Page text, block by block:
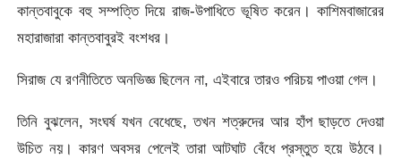
কান্তবাবুকে বহু সম্পত্তি দিয়ে রাজ-উপাধিতে ভূষিত করেন। কাশিমবাজারের
মহারাজারা কান্তবাবুরই বংশধর।
সিরাজ যে রণনীতিতে অনভিজ্ঞ ছিলেন না, এইবারে তারও পরিচয় পাওয়া গেল।
তিনি বুঝলেন, সংঘর্ষ যখন বেধেছে, তখন শত্রুদের আর হাঁপ ছাড়তে দেওয়া
উচিত নয়। কারণ অবসর পেলেই তারা আটঘাট বেঁধে প্রস্তুত হয়ে উঠবে।